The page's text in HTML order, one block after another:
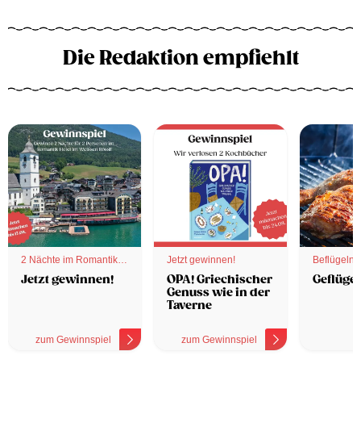
Die Redaktion empfiehlt
2 Nächte im Romantik
Hotel
Jetzt gewinnen!
zum Gewinnspiel
Jetzt gewinnen!
OPA! Griechischer
Genuss wie in der
Taverne
zum Gewinnspiel